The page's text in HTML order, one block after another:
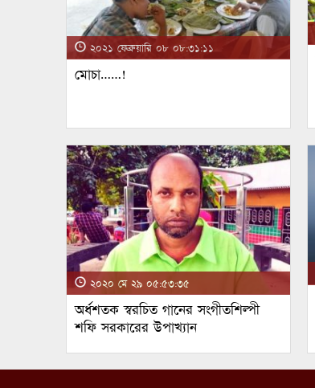
২০২১ ফেব্রুয়ারি ০৮ ০৮:৩১:১১
মোচা……!
২০২০ মে ২৯ ০৫:৫৩:৩৫
অর্ধশতক স্বরচিত গানের সংগীতশিল্পী
শফি সরকারের উপাখ্যান